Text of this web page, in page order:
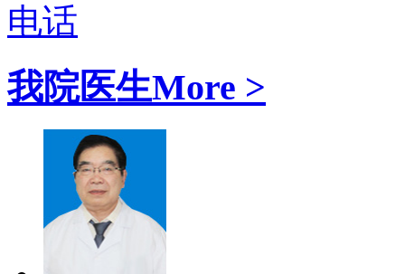
电话
我院医生More >